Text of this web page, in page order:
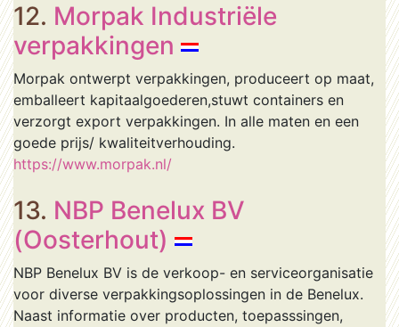
12. Morpak Industriële
verpakkingen
Morpak ontwerpt verpakkingen, produceert op maat,
emballeert kapitaalgoederen,stuwt containers en
verzorgt export verpakkingen. In alle maten en een
goede prijs/ kwaliteitverhouding.
https://www.morpak.nl/
13. NBP Benelux BV
(Oosterhout)
NBP Benelux BV is de verkoop- en serviceorganisatie
voor diverse verpakkingsoplossingen in de Benelux.
Naast informatie over producten, toepasssingen,